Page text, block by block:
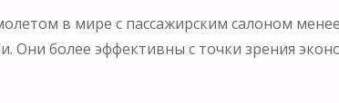
в мире с пассажирским салоном
Они более эффективны с точки зрения